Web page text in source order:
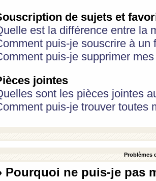
de sujets et
est la différence entre la
puis-je souscrire à
puis-je supprimer
jointes
sont les pièces jointes
puis-je trouver toutes
Problèmes
Pourquoi ne puis-je pas